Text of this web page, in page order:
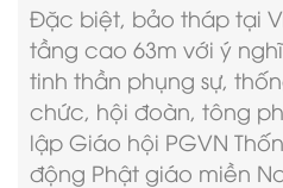
Đặc biệt, bảo tháp tại
tầng cao 63m với ý
tinh thần phụng sự,
chức, hội đoàn, tông
lập Giáo hội PGVN
động Phật giáo miền